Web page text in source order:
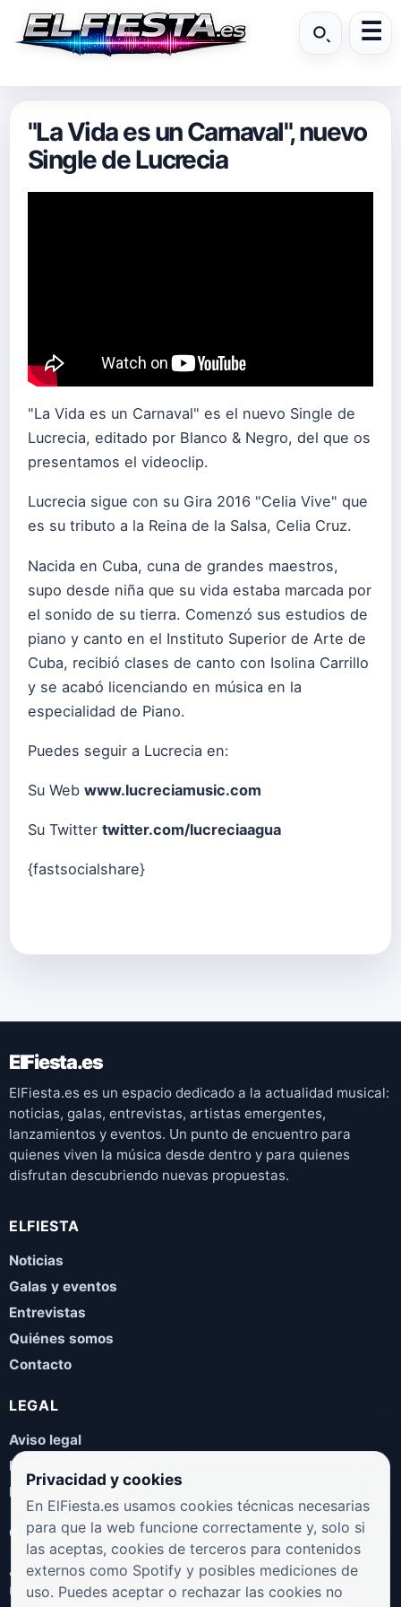
"La Vida es un Carnaval", nuevo
Single de Lucrecia
"La Vida es un Carnaval" es el nuevo Single de
Lucrecia, editado por Blanco & Negro, del que os
presentamos el videoclip.
Lucrecia sigue con su Gira 2016 "Celia Vive" que
es su tributo a la Reina de la Salsa, Celia Cruz.
Nacida en Cuba, cuna de grandes maestros,
supo desde niña que su vida estaba marcada por
el sonido de su tierra. Comenzó sus estudios de
piano y canto en el Instituto Superior de Arte de
Cuba, recibió clases de canto con Isolina Carrillo
y se acabó licenciando en música en la
especialidad de Piano.
Puedes seguir a Lucrecia en:
Su Web www.lucreciamusic.com
Su Twitter twitter.com/lucreciaagua
{fastsocialshare}
ElFiesta.es
ElFiesta.es es un espacio dedicado a la actualidad musical:
noticias, galas, entrevistas, artistas emergentes,
lanzamientos y eventos. Un punto de encuentro para
quienes viven la música desde dentro y para quienes
disfrutan descubriendo nuevas propuestas.
ELFIESTA
Noticias
Galas y eventos
Entrevistas
Quiénes somos
Contacto
LEGAL
Aviso legal
Política de privacidad
Política de cookies
COLABORA
¿Eres artista, manager, sello o promotor? Envíanos tus
novedades, galas, entrevistas o propuestas musicales.
Privacidad y cookies
En ElFiesta.es usamos cookies técnicas necesarias
para que la web funcione correctamente y, solo si
las aceptas, cookies de terceros para contenidos
externos como Spotify y posibles mediciones de
uso. Puedes aceptar o rechazar las cookies no